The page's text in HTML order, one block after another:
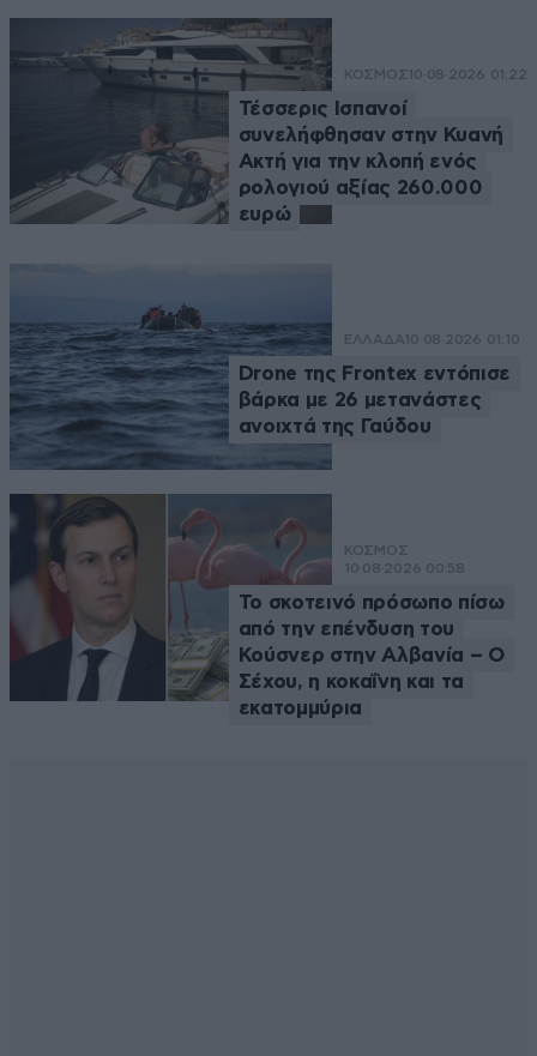
ΚΟΣΜΟΣ 10·08·2026 01:22
Τέσσερις Ισπανοί
συνελήφθησαν στην Κυανή
Ακτή για την κλοπή ενός
ρολογιού αξίας 260.000
ευρώ
ΕΛΛΑΔΑ 10·08·2026 01:10
Drone της Frontex εντόπισε
βάρκα με 26 μετανάστες
ανοιχτά της Γαύδου
ΚΟΣΜΟΣ
10·08·2026 00:58
Το σκοτεινό πρόσωπο πίσω
από την επένδυση του
Κούσνερ στην Αλβανία – Ο
Σέχου, η κοκαΐνη και τα
εκατομμύρια